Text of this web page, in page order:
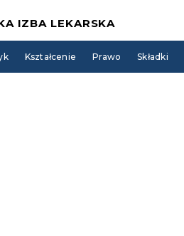
IZBA LEKARSKA
Kształcenie Prawo Składki